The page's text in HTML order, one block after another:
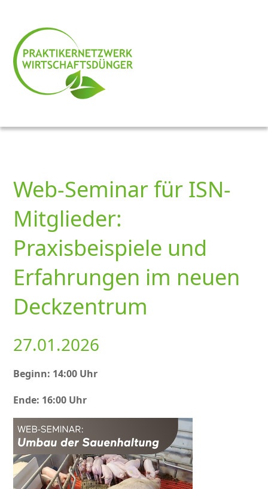
Web-Seminar für ISN-
Mitglieder:
Praxisbeispiele und
Erfahrungen im neuen
Deckzentrum
27.01.2026
Beginn: 14:00 Uhr
Ende: 16:00 Uhr